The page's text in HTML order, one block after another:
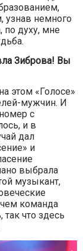
узнав немного
по духу, мне
Зиброва! Вы
этом «Голосе»
мужчин. И
с
и в
дал
и
выбрала
музыкант,
команда
что здесь